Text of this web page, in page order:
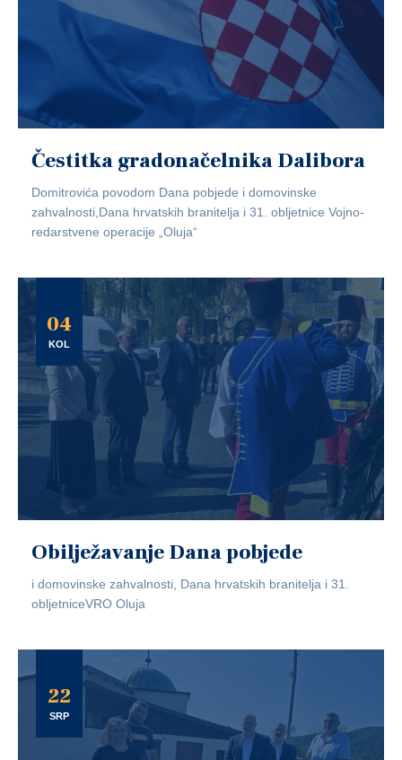
Čestitka gradonačelnika Dalibora
Domitrovića povodom Dana pobjede i domovinske
zahvalnosti,Dana hrvatskih branitelja i 31. obljetnice Vojno-
redarstvene operacije „Oluja“
04
KOL
Obilježavanje Dana pobjede
i domovinske zahvalnosti, Dana hrvatskih branitelja i 31.
obljetniceVRO Oluja
22
SRP